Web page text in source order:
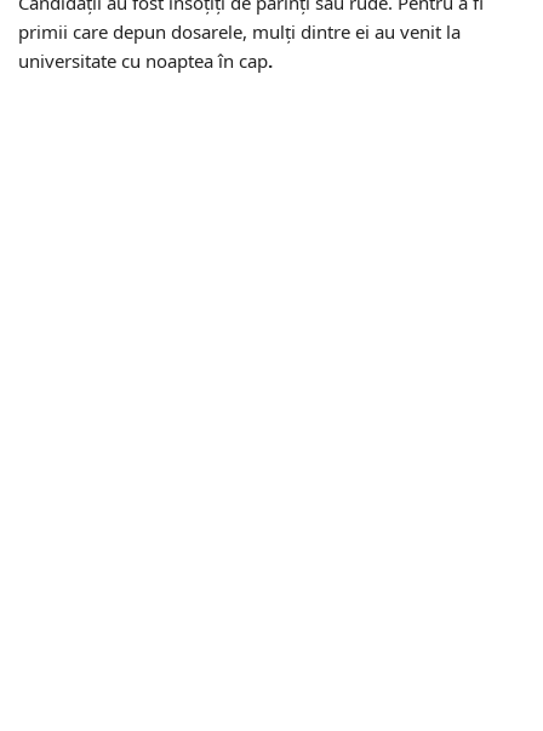
primii care depun dosarele, mulţi dintre ei au venit la
universitate cu noaptea în cap.